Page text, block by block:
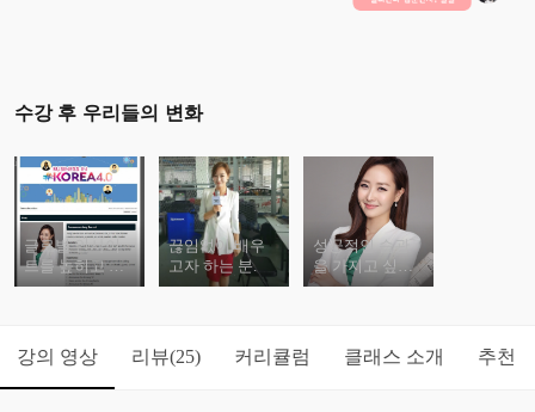
수강 후 우리들의 변화
글로벌 인사이
트를 높히고 싶
은 분.
끊임없이 배우
고자 하는 분.
성공적인 습관
을 가지고 싶은
분.
강의 영상 리뷰(25) 커리큘럼 클래스 소개 추천